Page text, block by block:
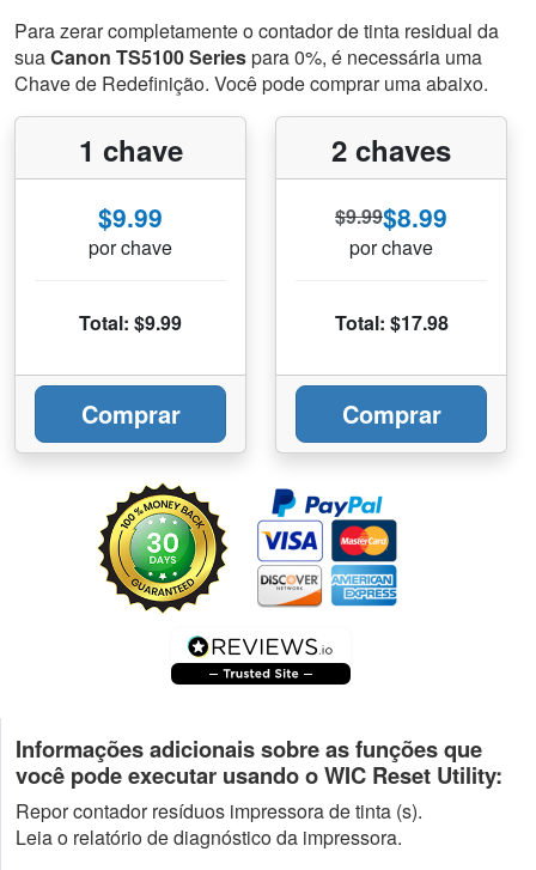
Para zerar completamente o contador de tinta residual da
suaCanon TS5100 Seriespara 0%, é necessária uma
Chave de Redefinição. Você pode comprar uma abaixo.
1 chave
$9.99
por chave
Total: $9.99
Comprar
2 chaves
$9.99$8.99
por chave
Total: $17.98
Comprar
Informações adicionais sobre as funções que
você pode executar usando o WIC Reset Utility:
Repor contador resíduos impressora de tinta (s).
Leia o relatório de diagnóstico da impressora.